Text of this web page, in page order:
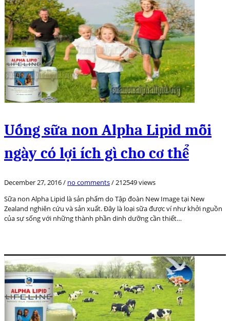
Uống sữa non Alpha Lipid mỗi
ngày có lợi ích gì cho cơ thể
December 27, 2016/ no comments/212549 views
Sữa non Alpha Lipid là sản phẩm do Tập đoàn New Image tại New
Zealand nghiên cứu và sản xuất. Đây là loại sữa được ví như khởi nguồn
của sự sống với những thành phần dinh dưỡng cần thiết…